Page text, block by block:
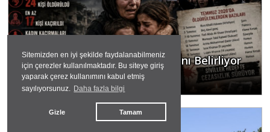
Sitemizden en iyi şekilde faydalanabilmeniz
için çerezler kullanılmaktadır. Bu siteye giriş
yaparak çerez kullanımını kabul etmiş
sayılıyorsunuz. Daha fazla bilgi
Gizle Tamam
Ölenin Kimliği, Dünyanın Vicdanını Belirliyor
Mu?
hasan hüseyin dönmez